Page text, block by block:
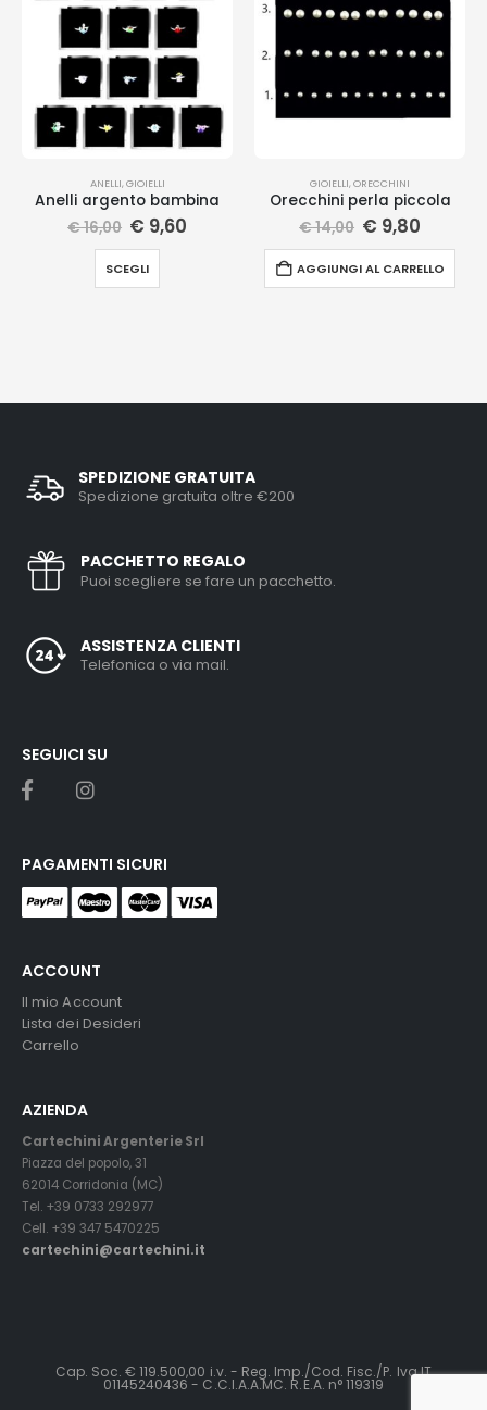
ANELLI,GIOIELLI
Anelli argento bambina
€16,00 € 9,60
SCEGLI
GIOIELLI,ORECCHINI
Orecchini perla piccola
€14,00 € 9,80
AGGIUNGI AL CARRELLO
SPEDIZIONE GRATUITA
Spedizione gratuita oltre €200
PACCHETTO REGALO
Puoi scegliere se fare un pacchetto.
ASSISTENZA CLIENTI
Telefonica o via mail.
ACCOUNT
Il mio Account
Lista dei Desideri
Carrello
AZIENDA
Cartechini Argenterie Srl
Piazza del popolo, 31
62014 Corridonia (MC)
Tel. +39 0733 292977
Cell. +39 347 5470225
cartechini@cartechini.it
SEGUICI SU
PAGAMENTI SICURI
Cap. Soc. € 119.500,00 i.v. - Reg. Imp./Cod. Fisc./P. Iva IT
01145240436 - C.C.I.A.A.MC. R.E.A. n° 119319